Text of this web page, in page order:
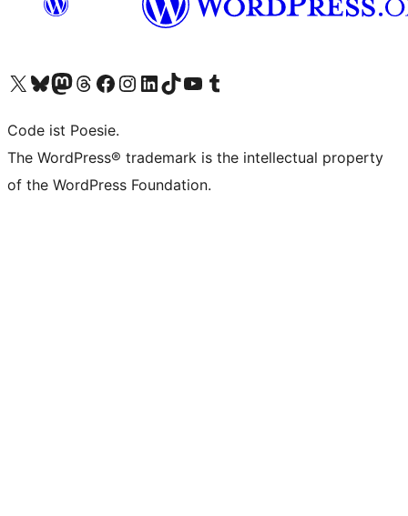
Visit our X (formerly Twitter) account
Visit our Bluesky account
Visit our Mastodon account
Visit our Threads account
Visit our Facebook page
Visit our Instagram account
Visit our LinkedIn account
Visit our TikTok account
Visit our YouTube channel
Visit our Tumblr account
Code ist Poesie.
The WordPress® trademark is the intellectual property
of the WordPress Foundation.